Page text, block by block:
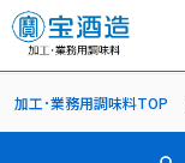
加工･業務用調味料TOP